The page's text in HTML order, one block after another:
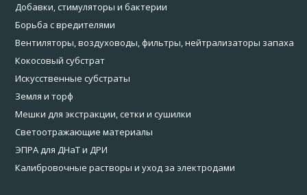
Добавки, стимуляторы и бактерии
Борьба с вредителями
Вентиляторы, воздуховоды, фильтры, нейтрализаторы запаха
Кокосовый субстрат
Искусственные субстраты
Земля и торф
Мешки для экстракции, сетки и сушилки
Светоотражающие материалы
ЭПРА для ДНаТ и ДРИ
Калибровочные растворы и уход за электродами